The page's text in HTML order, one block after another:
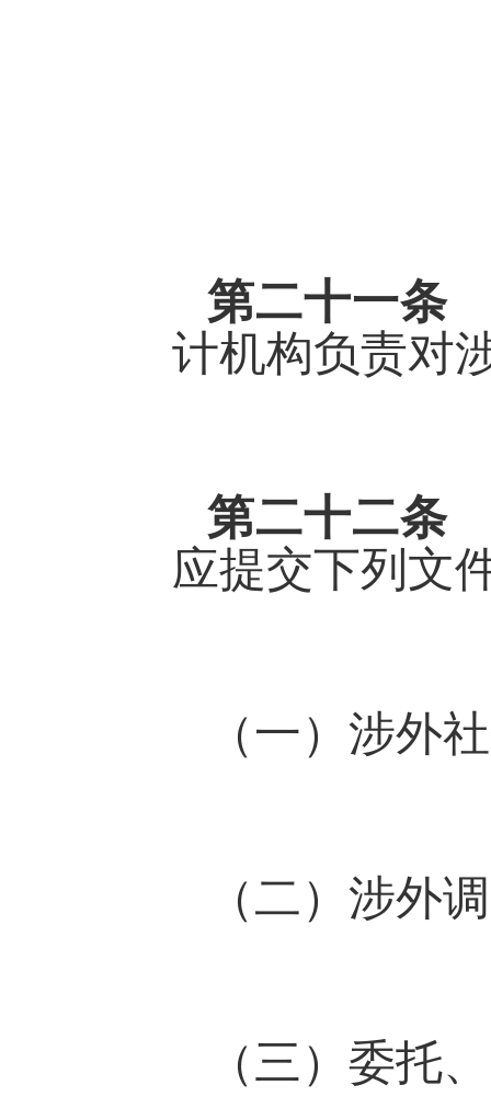
第二十一
计机构负责对
第二十二
应提交下列文
（一）涉外
（二）涉外
（三）委托